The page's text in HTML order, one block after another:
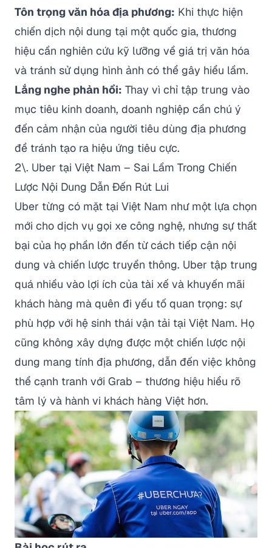
Tôn trọng văn hóa địa phương: Khi thực hiện
chiến dịch nội dung tại một quốc gia, thương
hiệu cần nghiên cứu kỹ lưỡng về giá trị văn hóa
và tránh sử dụng hình ảnh có thể gây hiểu lầm.
Lắng nghe phản hồi: Thay vì chỉ tập trung vào
mục tiêu kinh doanh, doanh nghiệp cần chú ý
đến cảm nhận của người tiêu dùng địa phương
để tránh tạo ra hiệu ứng tiêu cực.
2\. Uber tại Việt Nam – Sai Lầm Trong Chiến
Lược Nội Dung Dẫn Đến Rút Lui
Uber từng có mặt tại Việt Nam như một lựa chọn
mới cho dịch vụ gọi xe công nghệ, nhưng sự thất
bại của họ phần lớn đến từ cách tiếp cận nội
dung và chiến lược truyền thông. Uber tập trung
quá nhiều vào lợi ích của tài xế và khuyến mãi
khách hàng mà quên đi yếu tố quan trọng: sự
phù hợp với hệ sinh thái vận tải tại Việt Nam. Họ
cũng không xây dựng được một chiến lược nội
dung mang tính địa phương, dẫn đến việc không
thể cạnh tranh với Grab – thương hiệu hiểu rõ
tâm lý và hành vi khách hàng Việt hơn.